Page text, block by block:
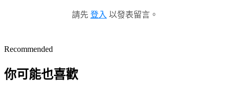
請先 登入 以發表留言。
Recommended
你可能也喜歡